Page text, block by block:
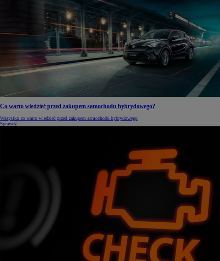
Co warto wiedzieć przed zakupem samochodu hybrydowego?
Wszystko co warto wiedzieć przed zakupem samochodu hybrydowego
Sprawdź